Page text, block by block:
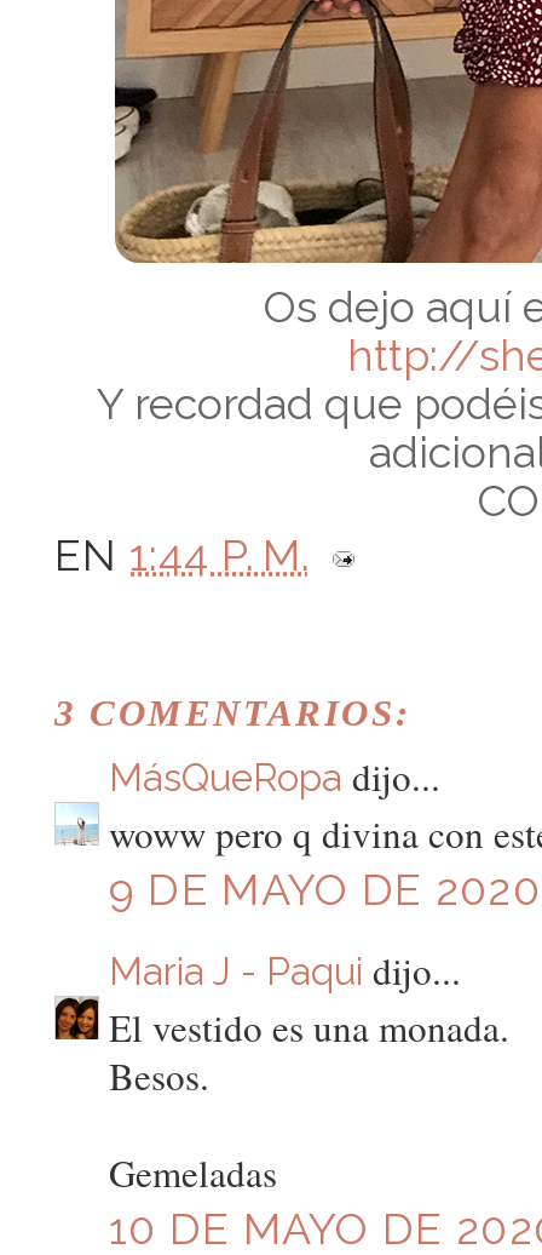
Os dejo aquí
http://
Y recordad que
EN 1:44 P. M.
3 COMENTARIOS:
MásQueRopa dijo...
woww pero q divina con
9 DE MAYO DE
Maria J - Paqui dijo...
El vestido es una monada.
Besos.
Gemeladas
10 DE MAYO DE